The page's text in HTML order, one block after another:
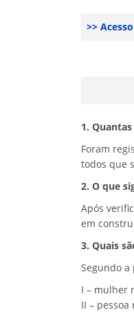
>>
1.
Foram
todos que
2. O que
Após
em
3. Quais
Segundo
I – mulher
II –